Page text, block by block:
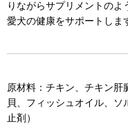
りながらサプリメントの
愛犬の健康をサポートしま
原材料：チキン、チキン肝
貝、フィッシュオイル、
止剤）